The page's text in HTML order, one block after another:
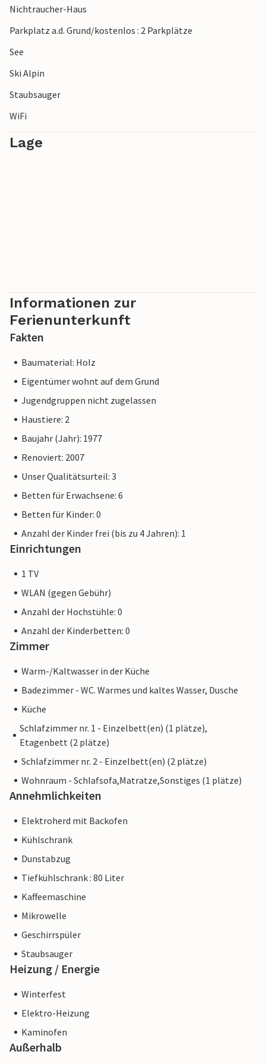
Nichtraucher-Haus
Parkplatz a.d. Grund/kostenlos : 2 Parkplätze
See
Ski Alpin
Staubsauger
WiFi
Lage
Informationen zur
Ferienunterkunft
Fakten
Baumaterial: Holz
Eigentümer wohnt auf dem Grund
Jugendgruppen nicht zugelassen
Haustiere: 2
Baujahr (Jahr): 1977
Renoviert: 2007
Unser Qualitätsurteil: 3
Betten für Erwachsene: 6
Betten für Kinder: 0
Anzahl der Kinder frei (bis zu 4 Jahren): 1
Einrichtungen
1 TV
WLAN (gegen Gebühr)
Anzahl der Hochstühle: 0
Anzahl der Kinderbetten: 0
Zimmer
Warm-/Kaltwasser in der Küche
Badezimmer - WC. Warmes und kaltes Wasser, Dusche
Küche
Schlafzimmer nr. 1 - Einzelbett(en) (1 plätze),
Etagenbett (2 plätze)
Schlafzimmer nr. 2 - Einzelbett(en) (2 plätze)
Wohnraum - Schlafsofa,Matratze,Sonstiges (1 plätze)
Annehmlichkeiten
Elektroherd mit Backofen
Kühlschrank
Dunstabzug
Tiefkühlschrank : 80 Liter
Kaffeemaschine
Mikrowelle
Geschirrspüler
Staubsauger
Heizung / Energie
Winterfest
Elektro-Heizung
Kaminofen
Außerhalb